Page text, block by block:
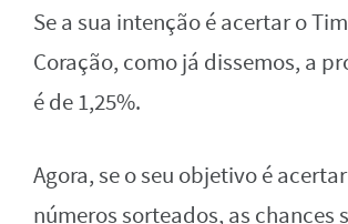
Se a sua intenção é acertar o
Coração, como já dissemos, a
é de 1,25%.
Agora, se o seu objetivo é
números sorteados, as chances